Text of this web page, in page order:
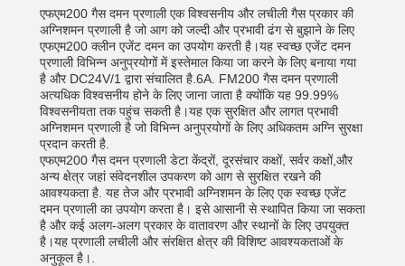
एफएम200 गैस दमन प्रणाली एक विश्वसनीय और लचीली गैस प्रकार की
अग्निशमन प्रणाली है जो आग को जल्दी और प्रभावी ढंग से बुझाने के लिए
एफएम200 क्लीन एजेंट दमन का उपयोग करती है।यह स्वच्छ एजेंट दमन
प्रणाली विभिन्न अनुप्रयोगों में इस्तेमाल किया जा करने के लिए बनाया गया
है और DC24V/1 द्वारा संचालित है.6A. FM200 गैस दमन प्रणाली
अत्यधिक विश्वसनीय होने के लिए जाना जाता है क्योंकि यह 99.99%
विश्वसनीयता तक पहुंच सकती है।यह एक सुरक्षित और लागत प्रभावी
अग्निशमन प्रणाली है जो विभिन्न अनुप्रयोगों के लिए अधिकतम अग्नि सुरक्षा
प्रदान करती है.
एफएम200 गैस दमन प्रणाली डेटा केंद्रों, दूरसंचार कक्षों, सर्वर कक्षों,और
अन्य क्षेत्र जहां संवेदनशील उपकरण को आग से सुरक्षित रखने की
आवश्यकता है. यह तेज और प्रभावी अग्निशमन के लिए एक स्वच्छ एजेंट
दमन प्रणाली का उपयोग करता है। इसे आसानी से स्थापित किया जा सकता
है और कई अलग-अलग प्रकार के वातावरण और स्थानों के लिए उपयुक्त
है।यह प्रणाली लचीली और संरक्षित क्षेत्र की विशिष्ट आवश्यकताओं के
अनुकूल है।.